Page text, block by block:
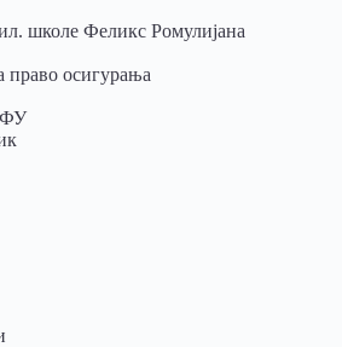
школе Феликс Ромулијана
право осигурања